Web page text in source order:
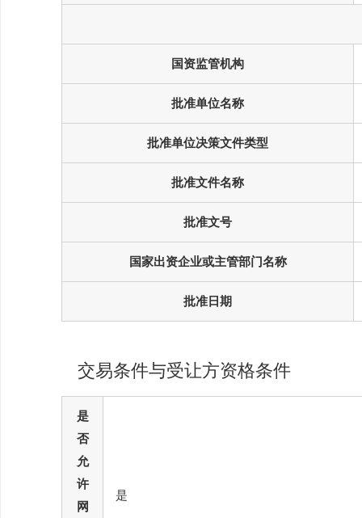
国资监管机构
批准单位名称
批准单位决策文件类型
批准文件名称
批准文号
国家出资企业或主管部门名称
批准日期
交易条件与受让方资格条件
是
否
允
许
网
是